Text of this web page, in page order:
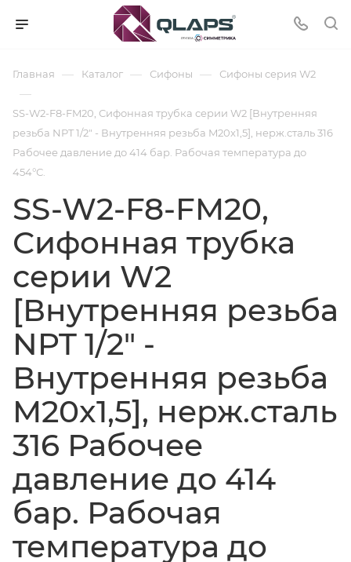
Главная — Каталог — Сифоны — Сифоны cерия W2
—
SS-W2-F8-FM20, Сифонная трубка серии W2 [Внутренняя
резьба NPT 1/2" - Внутренняя резьба M20x1,5], нерж.сталь 316
Рабочее давление до 414 бар. Рабочая температура до
454°С.
SS-W2-F8-FM20,
Сифонная трубка
серии W2
[Внутренняя резьба
NPT 1/2" -
Внутренняя резьба
M20x1,5], нерж.сталь
316 Рабочее
давление до 414
бар. Рабочая
температура до